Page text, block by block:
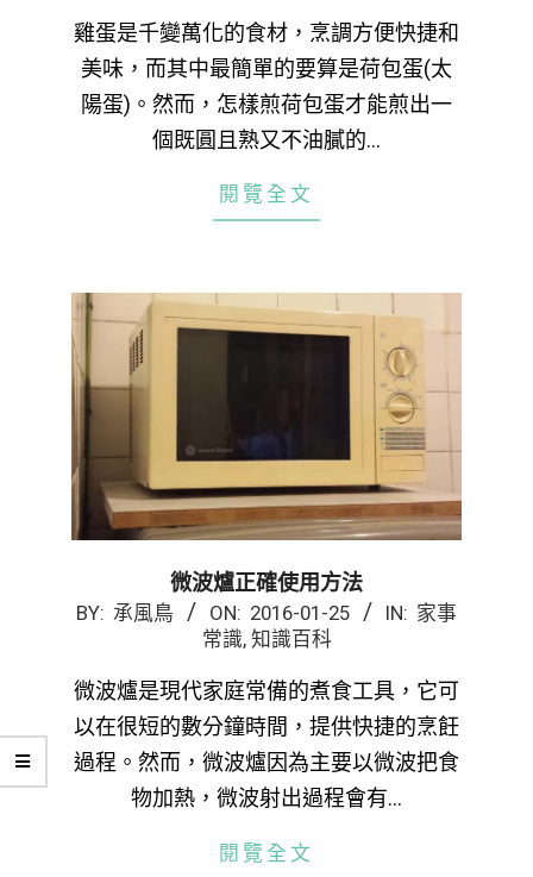
15
雞蛋是千變萬化的食材，烹調方便快捷和
美味，而其中最簡單的要算是荷包蛋(太
陽蛋)。然而，怎樣煎荷包蛋才能煎出一
個既圓且熟又不油膩的…
閱覽全文
微波爐正確使用方法
2016-
25
BY: 承風鳥 ON: 2016-01-25 IN: 家事
常識, 知識百科
微波爐是現代家庭常備的煮食工具，它可
以在很短的數分鐘時間，提供快捷的烹飪
過程。然而，微波爐因為主要以微波把食
物加熱，微波射出過程會有…
閱覽全文